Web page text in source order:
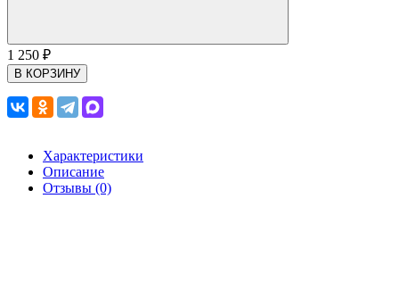
1 250 ₽
В КОРЗИНУ
Характеристики
Описание
Отзывы (0)